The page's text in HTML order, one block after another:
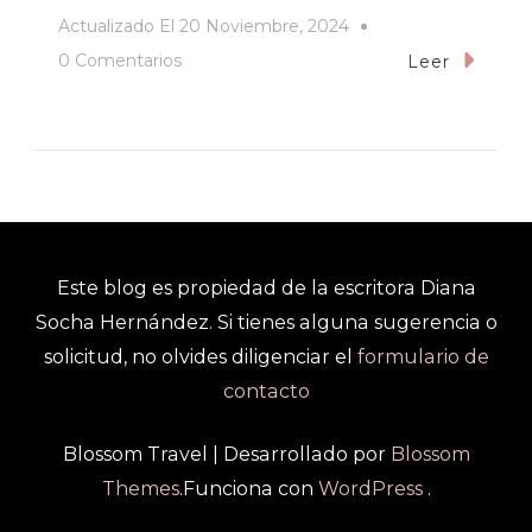
Actualizado El 20 Noviembre, 2024
0 ComentariosEn
Por
Eso
La
Radio
Leer
Este blog es propiedad de la escritora Diana
Socha Hernández. Si tienes alguna sugerencia o
solicitud, no olvides diligenciar el formulario de
contacto
Blossom Travel | Desarrollado por Blossom
Themes.Funciona con WordPress.